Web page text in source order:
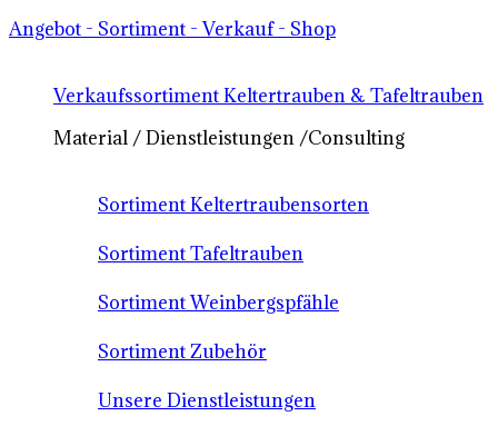
Angebot - Sortiment - Verkauf - Shop
Verkaufssortiment Keltertrauben & Tafeltrauben
Material / Dienstleistungen /Consulting
Sortiment Keltertraubensorten
Sortiment Tafeltrauben
Sortiment Weinbergspfähle
Sortiment Zubehör
Unsere Dienstleistungen